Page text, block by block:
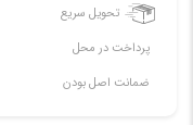
تحویل سریع
پرداخت در محل
ضمانت اصل بودن